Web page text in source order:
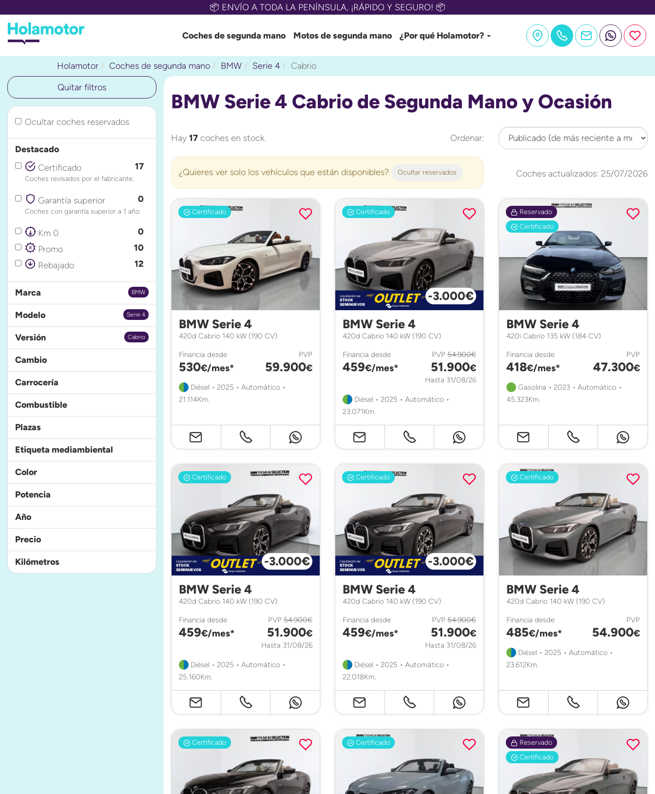
📦 ENVÍO A TODA LA PENÍNSULA, ¡RÁPIDO Y SEGURO! 📦
Coches de segunda mano Motos de segunda mano ¿Por qué Holamotor?
Holamotor Coches de segunda mano BMW Serie 4 Cabrio
BMW Serie 4 Cabrio de Segunda Mano y Ocasión
Hay 17 coches en stock. Ordenar:
¿Quieres ver solo los vehículos que están disponibles? Ocultar reservados Coches actualizados: 25/07/2026
Certificado
BMW Serie 4
420d Cabrio 140 kW (190 CV)
Financia desde
530€/mes*
PVP
59.900€
Diésel • 2025 • Automático •
21.114Km.
Certificado
-3.000€
BMW Serie 4
420d Cabrio 140 kW (190 CV)
Financia desde
459€/mes*
PVP 54.900€
51.900€
Hasta 31/08/26
Diésel • 2025 • Automático •
23.071Km.
Reservado
Certificado
BMW Serie 4
420i Cabrio 135 kW (184 CV)
Financia desde
418€/mes*
PVP
47.300€
Gasolina • 2023 • Automático •
45.323Km.
Certificado
-3.000€
BMW Serie 4
420d Cabrio 140 kW (190 CV)
Financia desde
459€/mes*
PVP 54.900€
51.900€
Hasta 31/08/26
Diésel • 2025 • Automático •
25.160Km.
Certificado
-3.000€
BMW Serie 4
420d Cabrio 140 kW (190 CV)
Financia desde
459€/mes*
PVP 54.900€
51.900€
Hasta 31/08/26
Diésel • 2025 • Automático •
22.018Km.
Certificado
BMW Serie 4
420d Cabrio 140 kW (190 CV)
Financia desde
485€/mes*
PVP
54.900€
Diésel • 2025 • Automático •
23.612Km.
Certificado Certificado
Reservado
Certificado
Quitar filtros
Ocultar coches reservados
Destacado
Certificado
17
Coches revisados por el fabricante.
Garantía superior 0
Coches con garantía superior a 1 año.
Km 0
0
Promo
10
Rebajado
12
BMW
Marca
Serie 4
Modelo
Cabrio
Versión
Cambio
Carrocería
Combustible
Plazas
Etiqueta mediambiental
Color
Potencia
Año
Precio
Kilómetros